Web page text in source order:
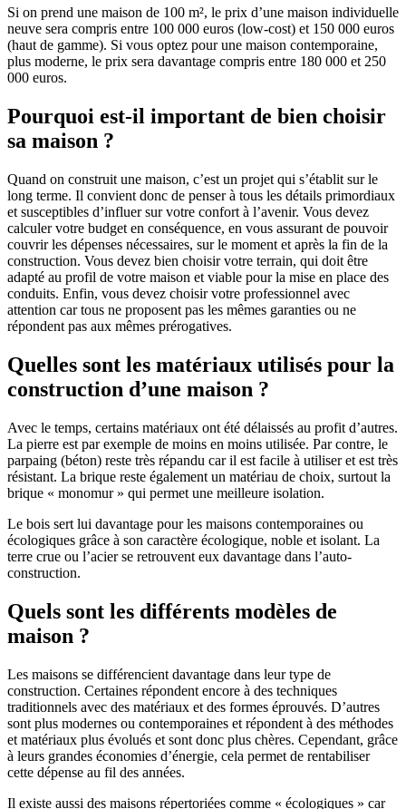
Si on prend une maison de 100 m², le prix d’une maison individuelle
neuve sera compris entre 100 000 euros (low-cost) et 150 000 euros
(haut de gamme). Si vous optez pour une maison contemporaine,
plus moderne, le prix sera davantage compris entre 180 000 et 250
000 euros.
Pourquoi est-il important de bien choisir
sa maison ?
Quand on construit une maison, c’est un projet qui s’établit sur le
long terme. Il convient donc de penser à tous les détails primordiaux
et susceptibles d’influer sur votre confort à l’avenir. Vous devez
calculer votre budget en conséquence, en vous assurant de pouvoir
couvrir les dépenses nécessaires, sur le moment et après la fin de la
construction. Vous devez bien choisir votre terrain, qui doit être
adapté au profil de votre maison et viable pour la mise en place des
conduits. Enfin, vous devez choisir votre professionnel avec
attention car tous ne proposent pas les mêmes garanties ou ne
répondent pas aux mêmes prérogatives.
Quelles sont les matériaux utilisés pour la
construction d’une maison ?
Avec le temps, certains matériaux ont été délaissés au profit d’autres.
La pierre est par exemple de moins en moins utilisée. Par contre, le
parpaing (béton) reste très répandu car il est facile à utiliser et est très
résistant. La brique reste également un matériau de choix, surtout la
brique « monomur » qui permet une meilleure isolation.
Le bois sert lui davantage pour les maisons contemporaines ou
écologiques grâce à son caractère écologique, noble et isolant. La
terre crue ou l’acier se retrouvent eux davantage dans l’auto-
construction.
Quels sont les différents modèles de
maison ?
Les maisons se différencient davantage dans leur type de
construction. Certaines répondent encore à des techniques
traditionnels avec des matériaux et des formes éprouvés. D’autres
sont plus modernes ou contemporaines et répondent à des méthodes
et matériaux plus évolués et sont donc plus chères. Cependant, grâce
à leurs grandes économies d’énergie, cela permet de rentabiliser
cette dépense au fil des années.
Il existe aussi des maisons répertoriées comme « écologiques » car